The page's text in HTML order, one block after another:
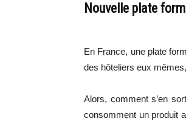
Nouvelle plate
En France, une plate
des hôteliers eux
Alors, comment s’en
consomment un produit